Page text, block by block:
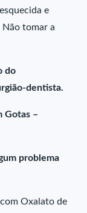
e
tomar a
do
dentista.
Gotas –
problema
Oxalato de